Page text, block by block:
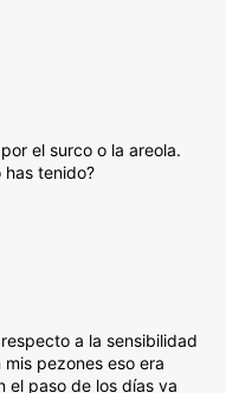
el surco o la areola.
has tenido?
a la sensibilidad
pezones eso era
el paso de los días va